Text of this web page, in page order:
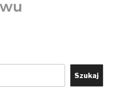
Szukaj